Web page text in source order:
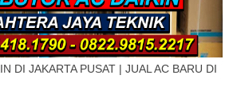
DI JAKARTA PUSAT | JUAL AC BARU DI